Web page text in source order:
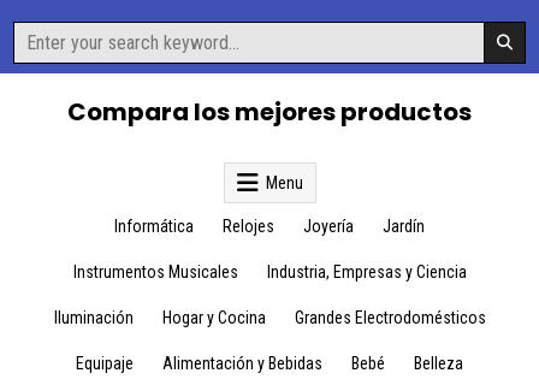
content
Search
for:
Compara los mejores productos
Menu
Informática Relojes Joyería Jardín
Instrumentos Musicales Industria, Empresas y Ciencia
Iluminación Hogar y Cocina Grandes Electrodomésticos
Equipaje Alimentación y Bebidas Bebé Belleza